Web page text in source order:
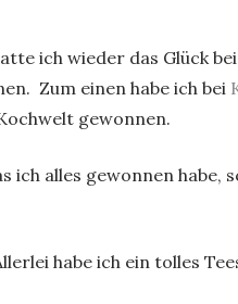
ich wieder das Glück
Zum einen habe ich bei
gewonnen.
ich alles gewonnen habe,
habe ich ein tolles